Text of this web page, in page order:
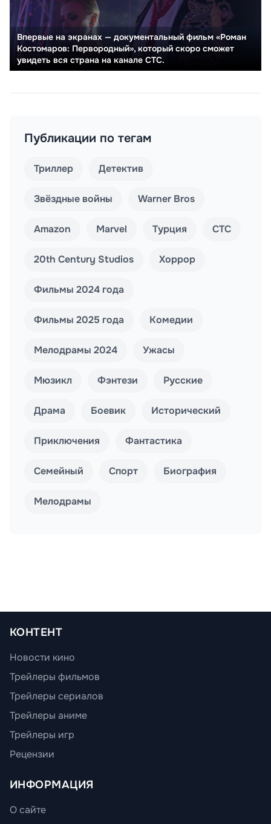
Впервые на экранах — документальный фильм «Роман
Костомаров: Первородный», который скоро сможет
увидеть вся страна на канале СТС.
Публикации по тегам
Триллер Детектив
Звёздные войны Warner Bros
Amazon Marvel Турция СТС
20th Century Studios Хоррор
Фильмы 2024 года
Фильмы 2025 года Комедии
Мелодрамы 2024 Ужасы
Мюзикл Фэнтези Русские
Драма Боевик Исторический
Приключения Фантастика
Семейный Спорт Биография
Мелодрамы
КОНТЕНТ
Новости кино
Трейлеры фильмов
Трейлеры сериалов
Трейлеры аниме
Трейлеры игр
Рецензии
ИНФОРМАЦИЯ
О сайте